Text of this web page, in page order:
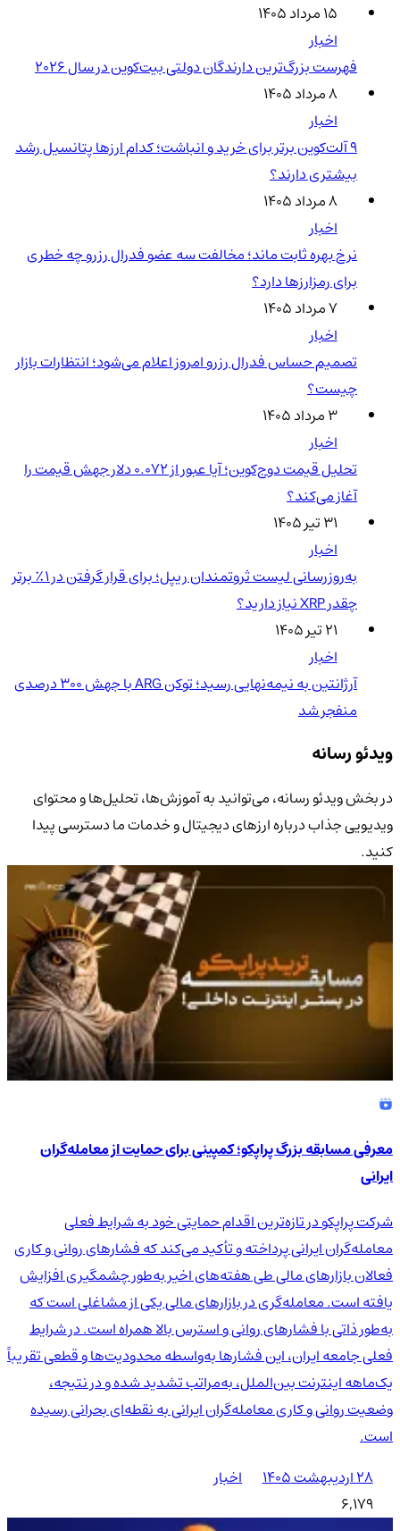
۱۵ مرداد ۱۴۰۵
اخبار
فهرست بزرگ‌ترین دارندگان دولتی بیت‌کوین در سال 2026
۸ مرداد ۱۴۰۵
اخبار
۹ آلت‌کوین برتر برای خرید و انباشت؛ کدام ارزها پتانسیل رشد
بیشتری دارند؟
۸ مرداد ۱۴۰۵
اخبار
نرخ بهره ثابت ماند؛ مخالفت سه عضو فدرال رزرو چه خطری
برای رمزارزها دارد؟
۷ مرداد ۱۴۰۵
اخبار
تصمیم حساس فدرال رزرو امروز اعلام می‌شود؛ انتظارات بازار
چیست؟
۳ مرداد ۱۴۰۵
اخبار
تحلیل قیمت دوج‌کوین؛ آیا عبور از ۰.۰۷۲ دلار جهش قیمت را
آغاز می‌کند؟
۳۱ تیر ۱۴۰۵
اخبار
به‌روزرسانی لیست ثروتمندان ریپل؛ برای قرار گرفتن در ۱٪ برتر
چقدر XRP نیاز دارید؟
۲۱ تیر ۱۴۰۵
اخبار
آرژانتین به نیمه‌نهایی رسید؛ توکن ARG با جهش ۳۰۰ درصدی
منفجر شد
ویدئو رسانه
در بخش ویدئو رسانه، می‌توانید به آموزش‌ها، تحلیل‌ها و محتوای
ویدیویی جذاب درباره ارزهای دیجیتال و خدمات ما دسترسی پیدا
کنید.
معرفی مسابقه بزرگ پراپکو؛ کمپینی برای حمایت از معامله‌گران
ایرانی
شرکت پراپکو در تازه‌ترین اقدام حمایتی خود به شرایط فعلی
معامله‌گران ایرانی پرداخته و تأکید می‌کند که فشارهای روانی و کاری
فعالان بازارهای مالی طی هفته‌های اخیر به‌طور چشمگیری افزایش
یافته است. معامله‌گری در بازارهای مالی یکی از مشاغلی است که
به‌طور ذاتی با فشارهای روانی و استرس بالا همراه است. در شرایط
فعلی جامعه ایران، این فشارها به‌واسطه محدودیت‌ها و قطعی تقریباً
یک‌ماهه اینترنت بین‌الملل، به‌مراتب تشدید شده و در نتیجه،
وضعیت روانی و کاری معامله‌گران ایرانی به نقطه‌ای بحرانی رسیده
است.
۲۸ اردیبهشت ۱۴۰۵
اخبار
6,179